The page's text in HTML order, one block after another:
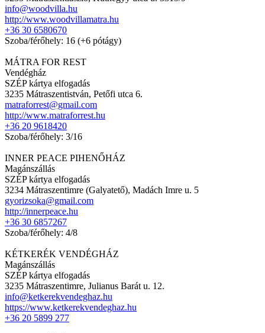
info@woodvilla.hu
http://www.woodvillamatra.hu
+36 30 6580670
Szoba/férőhely: 16 (+6 pótágy)
MÁTRA FOR REST
Vendégház
SZÉP kártya elfogadás
3235 Mátraszentistván, Petőfi utca 6.
matraforrest@gmail.com
http://www.matraforrest.hu
+36 20 9618420
Szoba/férőhely: 3/16
INNER PEACE PIHENŐHÁZ
Magánszállás
SZÉP kártya elfogadás
3234 Mátraszentimre (Galyatető), Madách Imre u. 5
gyorizsoka@gmail.com
http://innerpeace.hu
+36 30 6857267
Szoba/férőhely: 4/8
KÉTKERÉK VENDÉGHÁZ
Magánszállás
SZÉP kártya elfogadás
3235 Mátraszentimre, Julianus Barát u. 12.
info@ketkerekvendeghaz.hu
https://www.ketkerekvendeghaz.hu
+36 20 5899 277